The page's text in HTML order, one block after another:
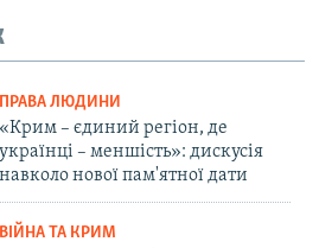
ПРАВА ЛЮДИНИ
«Крим – єдиний регіон, де
українці – меншість»: дискусія
навколо нової пам'ятної дати
ВІЙНА ТА КРИМ